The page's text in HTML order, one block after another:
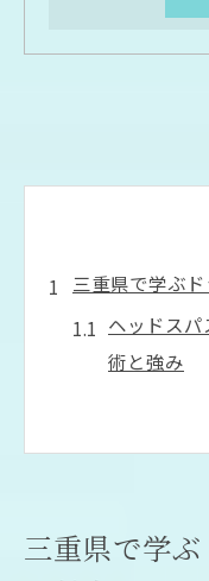
三重県で学ぶ
ヘッドス
術と強み
ドライヘ
頭皮ケアの
三重県で学